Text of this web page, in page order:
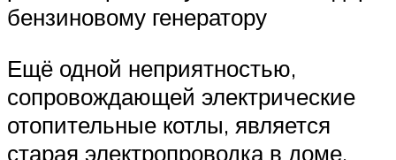
бензиновому генератору
Ещё одной неприятностью,
сопровождающей электрические
отопительные котлы, является
старая электропроводка в доме,